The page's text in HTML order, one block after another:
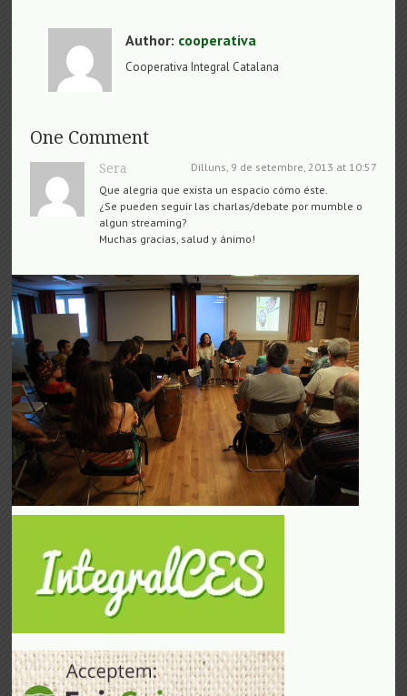
Author: cooperativa
Cooperativa Integral Catalana
One Comment
Sera
Dilluns, 9 de setembre, 2013 at 10:57
Que alegria que exista un espacio cómo éste.
¿Se pueden seguir las charlas/debate por mumble o
algun streaming?
Muchas gracias, salud y ánimo!